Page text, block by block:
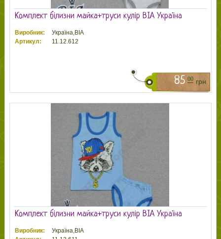
Комплект білизни майка+труси кулір ВІА Україна
Виробник:
Україна,ВІА
Артикул:
11.12.612
85 00 грн
Комплект білизни майка+труси кулір ВІА Україна
Виробник:
Україна,ВІА